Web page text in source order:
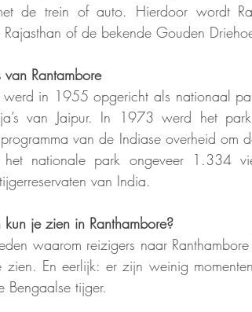
de trein of auto. Hierdoor wordt
of de bekende Gouden
Rantambore
werd in 1955 opgericht als nationaal
van Jaipur. In 1973 werd het
van de Indiase overheid om
nationale park ongeveer 1.334
van India.
je zien in Ranthambore?
waarom reizigers naar
En eerlijk: er zijn weinig
Bengaalse tijger.